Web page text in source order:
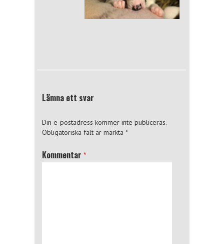
Lämna ett svar
Din e-postadress kommer inte publiceras.
Obligatoriska fält är märkta *
Kommentar *